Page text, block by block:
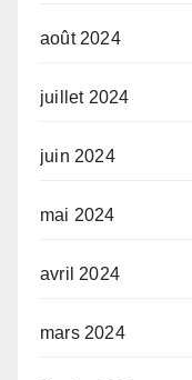
août 2024
juillet 2024
juin 2024
mai 2024
avril 2024
mars 2024